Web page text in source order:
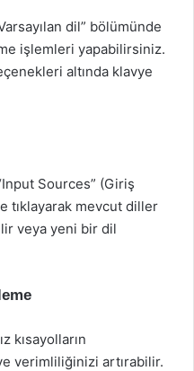
dil” bölümünde
işlemleri yapabilirsiniz.
altında klavye
Sources” (Giriş
tıklayarak mevcut diller
veya yeni bir dil
kısayolların
verimliliğinizi artırabilir.